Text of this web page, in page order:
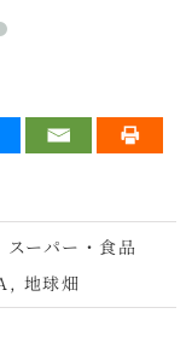
スーパー・食品
, 地球畑